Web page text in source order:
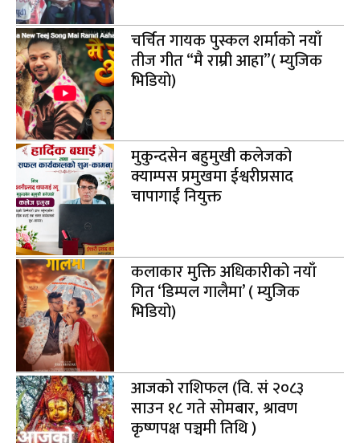
चर्चित गायक पुस्कल शर्माको नयाँ
तीज गीत “मै राम्री आहा”( म्युजिक
भिडियो)
मुकुन्दसेन बहुमुखी कलेजको
क्याम्पस प्रमुखमा ईश्वरीप्रसाद
चापागाईं नियुक्त
कलाकार मुक्ति अधिकारीको नयाँ
गित ‘डिम्पल गालैमा’ ( म्युजिक
भिडियो)
आजको राशिफल (वि. सं २०८३
साउन १८ गते सोमबार, श्रावण
कृष्णपक्ष पञ्चमी तिथि )